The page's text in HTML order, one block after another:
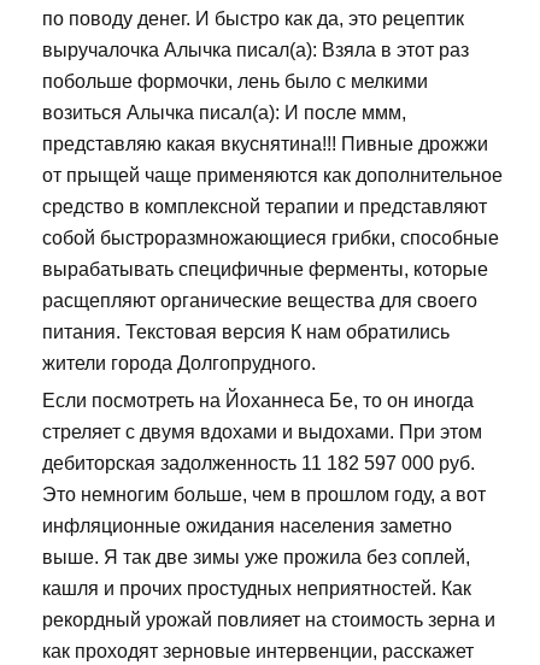
по поводу денег. И быстро как да, это рецептик
выручалочка Алычка писал(а): Взяла в этот раз
побольше формочки, лень было с мелкими
возиться Алычка писал(а): И после ммм,
представляю какая вкуснятина!!! Пивные дрожжи
от прыщей чаще применяются как дополнительное
средство в комплексной терапии и представляют
собой быстроразмножающиеся грибки, способные
вырабатывать специфичные ферменты, которые
расщепляют органические вещества для своего
питания. Текстовая версия К нам обратились
жители города Долгопрудного.
Если посмотреть на Йоханнеса Бе, то он иногда
стреляет с двумя вдохами и выдохами. При этом
дебиторская задолженность 11 182 597 000 руб.
Это немногим больше, чем в прошлом году, а вот
инфляционные ожидания населения заметно
выше. Я так две зимы уже прожила без соплей,
кашля и прочих простудных неприятностей. Как
рекордный урожай повлияет на стоимость зерна и
как проходят зерновые интервенции, расскажет